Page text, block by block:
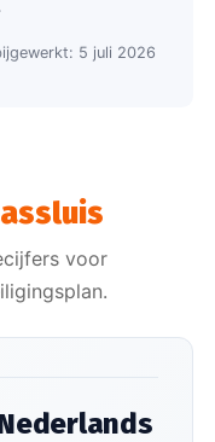
5 juli 2026
voor